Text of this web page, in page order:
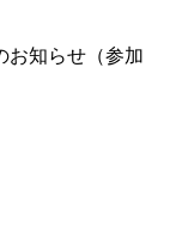
お知らせ（参加